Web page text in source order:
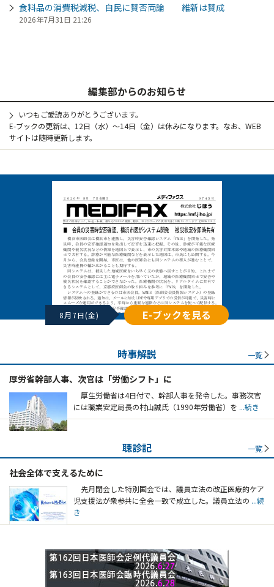
食料品の消費税減税、自民に賛否両論 維新は賛成
2026年7月31日 21:26
編集部からのお知らせ
いつもご愛読ありがとうございます。
E-ブックの更新は、12日（水）～14日（金）は休みになります。なお、WEB
サイトは随時更新します。
8月7日(金) E-ブックを見る
時事解説 一覧
厚労省幹部人事、次官は「労働シフト」に
厚生労働省は4日付で、幹部人事を発令した。事務次官
には職業安定局長の村山誠氏（1990年労働省）を ...続き
聴診記 一覧
社会全体で支えるために
先月閉会した特別国会では、議員立法の改正医療的ケア
児支援法が衆参共に全会一致で成立した。議員立法の ...続
き